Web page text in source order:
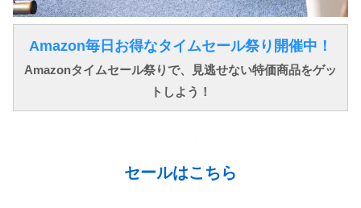
Amazon毎日お得なタイムセール祭り開催中！
Amazonタイムセール祭りで、見逃せない特価商品をゲッ
トしよう！
セールはこちら